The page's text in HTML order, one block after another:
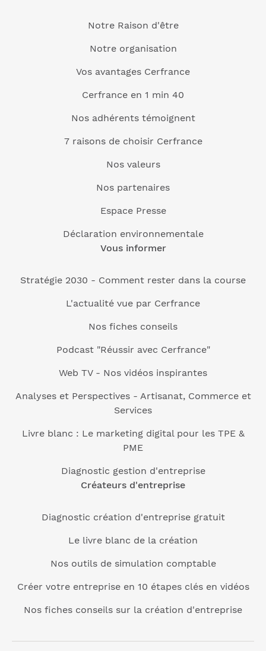
Notre Raison d'être
Notre organisation
Vos avantages Cerfrance
Cerfrance en 1 min 40
Nos adhérents témoignent
7 raisons de choisir Cerfrance
Nos valeurs
Nos partenaires
Espace Presse
Déclaration environnementale
Vous informer
Stratégie 2030 - Comment rester dans la course
L'actualité vue par Cerfrance
Nos fiches conseils
Podcast "Réussir avec Cerfrance"
Web TV - Nos vidéos inspirantes
Analyses et Perspectives - Artisanat, Commerce et
Services
Livre blanc : Le marketing digital pour les TPE &
PME
Diagnostic gestion d'entreprise
Créateurs d'entreprise
Diagnostic création d'entreprise gratuit
Le livre blanc de la création
Nos outils de simulation comptable
Créer votre entreprise en 10 étapes clés en vidéos
Nos fiches conseils sur la création d'entreprise